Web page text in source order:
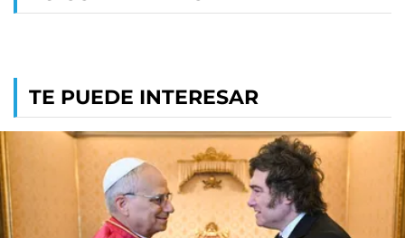
TE PUEDE INTERESAR